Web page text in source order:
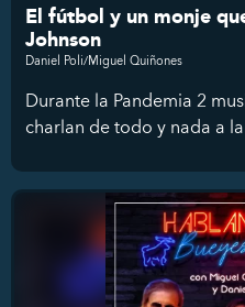
El fútbol y un monje
Johnson
Daniel Poli/Miguel Quiñones
Durante la Pandemia 2
charlan de todo y nada a